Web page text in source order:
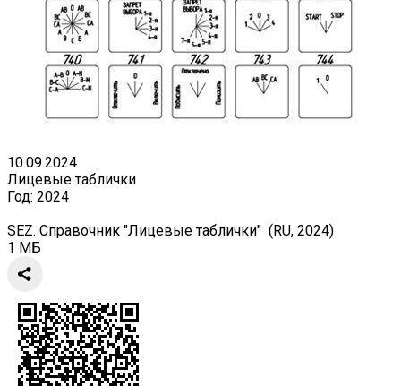
10.09.2024
Лицевые таблички
Год: 2024
SEZ. Справочник "Лицевые таблички" (RU, 2024)
1 МБ